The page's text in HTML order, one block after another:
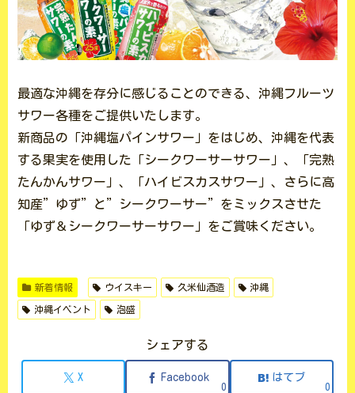
最適な沖縄を存分に感じることのできる、沖縄フルーツ
サワー各種をご提供いたします。
新商品の「沖縄塩パインサワー」をはじめ、沖縄を代表
する果実を使用した「シークワーサーサワー」、「完熟
たんかんサワー」、「ハイビスカスサワー」、さらに高
知産”ゆず”と”シークワーサー”をミックスさせた
「ゆず＆シークワーサーサワー」をご賞味ください。
新着情報 ウイスキー 久米仙酒造 沖縄
沖縄イベント 泡盛
シェアする
X Facebook
0
はてブ
0